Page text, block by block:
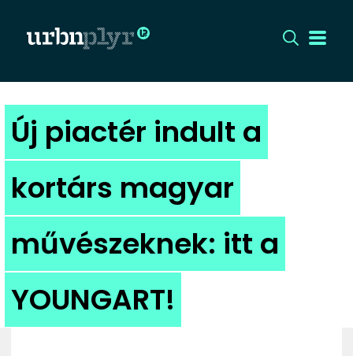
CÍMLAP
DIZÁJN
DIVAT
HIP
KULT
UTCA
Új piactér indult a
kortárs magyar
művészeknek: itt a
YOUNGART!